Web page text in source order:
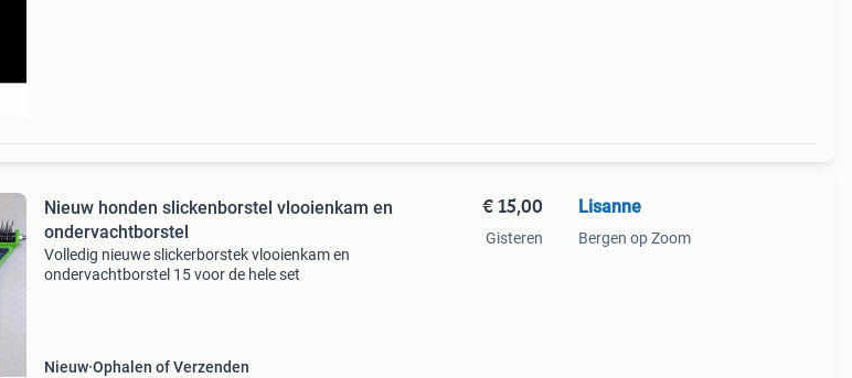
Nieuw honden slickenborstel vlooienkam en
ondervachtborstel
Volledig nieuwe slickerborstek vlooienkam en
ondervachtborstel 15 voor de hele set
Nieuw Ophalen of Verzenden
€ 15,00
Gisteren
Lisanne
Bergen op Zoom